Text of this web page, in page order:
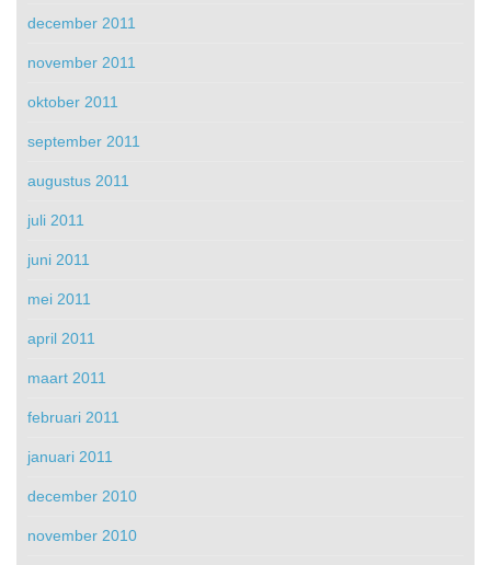
december 2011
november 2011
oktober 2011
september 2011
augustus 2011
juli 2011
juni 2011
mei 2011
april 2011
maart 2011
februari 2011
januari 2011
december 2010
november 2010